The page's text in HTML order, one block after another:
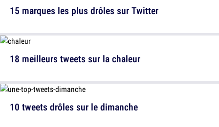
18 meilleurs tweets sur la chaleur
15 marques les plus drôles sur Twitter
10 tweets drôles sur le dimanche